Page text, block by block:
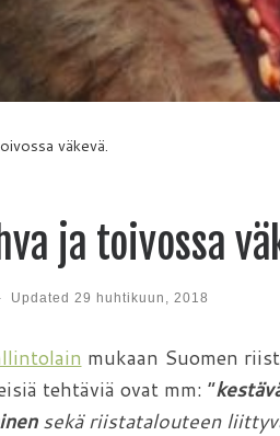
väkevä.
ja toivossa
Updated 29 huhtikuun, 2018
mukaan Suomen
tehtäviä ovat mm: ”
sekä riistatalouteen